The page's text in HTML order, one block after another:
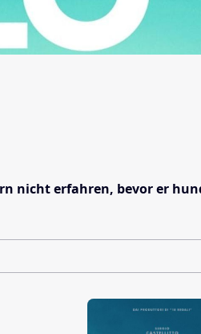
nicht erfahren, bevor er